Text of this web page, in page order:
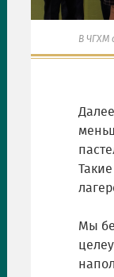
В ЧГХМ
Мы